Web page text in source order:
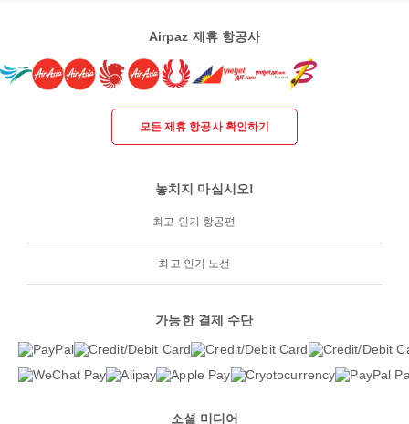
Airpaz 제휴 항공사
모든 제휴 항공사 확인하기
놓치지 마십시오!
최고 인기 항공편
최고 인기 노선
가능한 결제 수단
소셜 미디어